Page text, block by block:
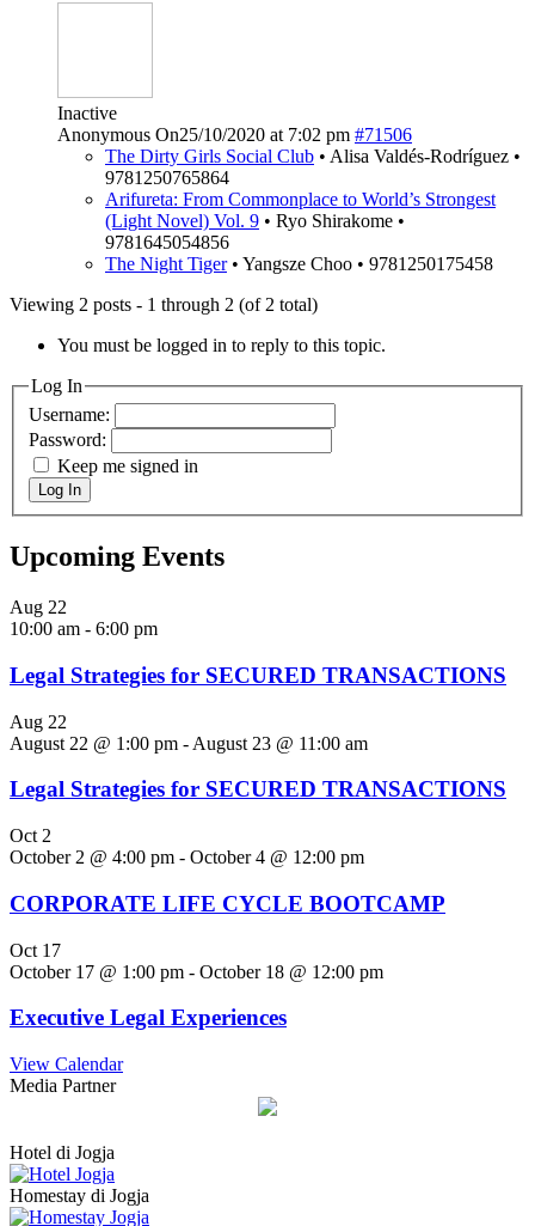
Inactive
Anonymous On25/10/2020 at 7:02 pm #71506
The Dirty Girls Social Club • Alisa Valdés-Rodríguez •
9781250765864
Arifureta: From Commonplace to World’s Strongest
(Light Novel) Vol. 9 • Ryo Shirakome •
9781645054856
The Night Tiger• Yangsze Choo • 9781250175458
Viewing 2 posts - 1 through 2 (of 2 total)
You must be logged in to reply to this topic.
Log In
Username:
Password:
Keep me signed in
Log In
Upcoming Events
Aug 22
10:00 am - 6:00 pm
Legal Strategies for SECURED TRANSACTIONS
Aug 22
August 22 @ 1:00 pm - August 23 @ 11:00 am
Legal Strategies for SECURED TRANSACTIONS
Oct 2
October 2 @ 4:00 pm - October 4 @ 12:00 pm
CORPORATE LIFE CYCLE BOOTCAMP
Oct 17
October 17 @ 1:00 pm - October 18 @ 12:00 pm
Executive Legal Experiences
View Calendar
Media Partner
Hotel di Jogja
Homestay di Jogja